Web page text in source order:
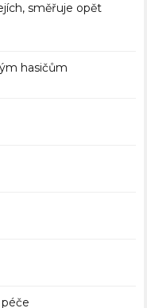
směřuje opět
hasičům